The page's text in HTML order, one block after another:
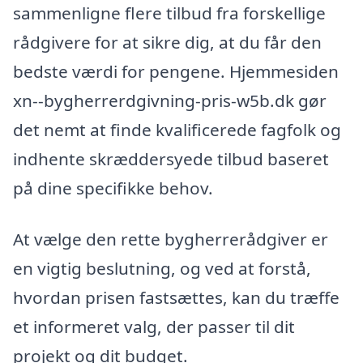
sammenligne flere tilbud fra forskellige
rådgivere for at sikre dig, at du får den
bedste værdi for pengene. Hjemmesiden
xn--bygherrerdgivning-pris-w5b.dk gør
det nemt at finde kvalificerede fagfolk og
indhente skræddersyede tilbud baseret
på dine specifikke behov.
At vælge den rette bygherrerådgiver er
en vigtig beslutning, og ved at forstå,
hvordan prisen fastsættes, kan du træffe
et informeret valg, der passer til dit
projekt og dit budget.